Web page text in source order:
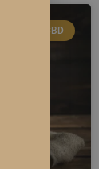
RECETTES CBD